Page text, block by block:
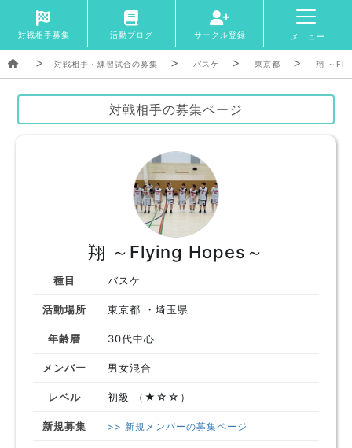
対戦相手募集 活動ブログ サークル登録 メニュー
対戦相手・練習試合の募集 バスケ 東京都 翔 ～
対戦相手の募集ページ
翔 ～Flying Hopes～
種目 バスケ
活動場所 東京都 ・埼玉県
年齢層 30代中心
メンバー 男女混合
レベル 初級 （★☆☆）
新規募集 >> 新規メンバーの募集ページ